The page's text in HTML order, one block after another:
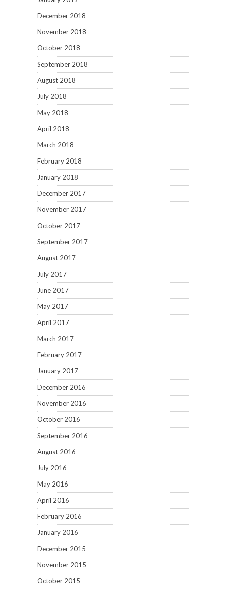
December 2018
November 2018
October 2018
September 2018
August 2018
July 2018
May 2018
April 2018
March 2018
February 2018
January 2018
December 2017
November 2017
October 2017
September 2017
August 2017
July 2017
June 2017
May 2017
April 2017
March 2017
February 2017
January 2017
December 2016
November 2016
October 2016
September 2016
August 2016
July 2016
May 2016
April 2016
February 2016
January 2016
December 2015
November 2015
October 2015